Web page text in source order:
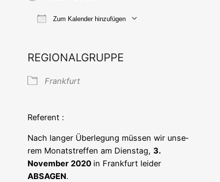
Zum Kalender hinzufügen
REGIONALGRUPPE
Frank­furt
Referent :
Nach lan­ger Über­le­gung müs­sen wir unse­
rem Monats­tref­fen am Diens­tag, 3.
Novem­ber 2020 in Frank­furt lei­der
ABSAGEN.